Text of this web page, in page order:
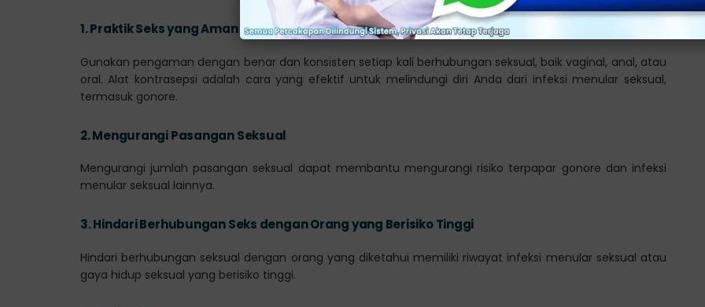
1.Praktik Seks yang Aman
Gunakan pengaman dengan benar dan konsisten setiap kali berhubungan seksual, baik vaginal, anal, atau
oral. Alat kontrasepsi adalah cara yang efektif untuk melindungi diri Anda dari infeksi menular seksual,
termasuk gonore.
2.Mengurangi Pasangan Seksual
Mengurangi jumlah pasangan seksual dapat membantu mengurangi risiko terpapar gonore dan infeksi
menular seksual lainnya.
3.Hindari Berhubungan Seks dengan Orang yang Berisiko Tinggi
Hindari berhubungan seksual dengan orang yang diketahui memiliki riwayat infeksi menular seksual atau
gaya hidup seksual yang berisiko tinggi.